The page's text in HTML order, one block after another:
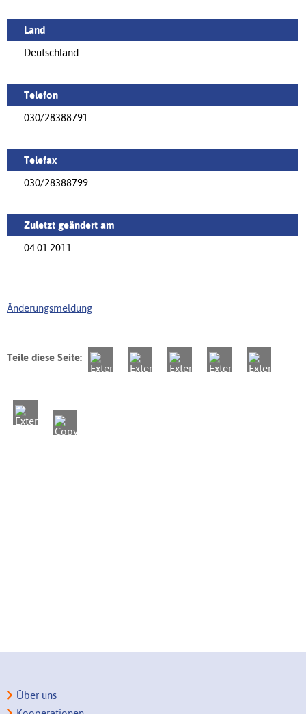
Land
Deutschland
Telefon
030/28388791
Telefax
030/28388799
Zuletzt geändert am
04.01.2011
Änderungsmeldung
Teile diese Seite:
Über uns